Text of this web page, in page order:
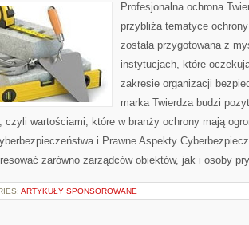
Profesjonalna ochrona
przybliża tematyce
została przygotowana z
instytucjach, które
zakresie organizacji
marka Twierdza budzi
czyli wartościami, które w branży ochrony mają
i Prawne Aspekty
zarówno zarządców obiektów, jak i osoby
ARTYKUŁY SPONSOROWANE